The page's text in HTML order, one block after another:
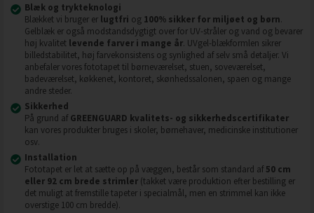
Blæk og trykteknologi
Blækket vi bruger er lugtfri og 100% sikker for miljøet og børn.
Gelblæk er også modstandsdygtigt over for UV-stråler og vand og bevarer
høj kvalitet levende farver i mange år. UVgel-blækformlen sikrer
billedstabilitet, høj farvekonsistens og synlighed af selv små detaljer. Vi
anbefaler vores fototapet til børneværelset, stuen, soveværelset,
badeværelset, køkkenet, kontoret, skønhedssalonen, spaen og mange
andre steder.
Sikkerhed
På grund af GREENGUARD kvalitets- og sikkerhedscertifikater
kan vores produkter bruges i skoler, børnehaver, medicinske institutioner
osv.
Installation
Fototapet er let at sætte op på væggen, består som standard af 50 cm
eller 92 cm brede strimler (takket være produktion efter bestilling er
det muligt at fremstille tapeter i specialmål, men en strimmel kan ikke
overstige 100 cm bredde).